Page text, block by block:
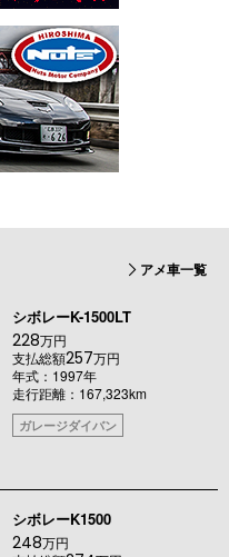
アメ車一覧
シボレーK-1500LT
228万円
支払総額257万円
年式：1997年
走行距離：167,323km
ガレージダイバン
シボレーK1500
248万円